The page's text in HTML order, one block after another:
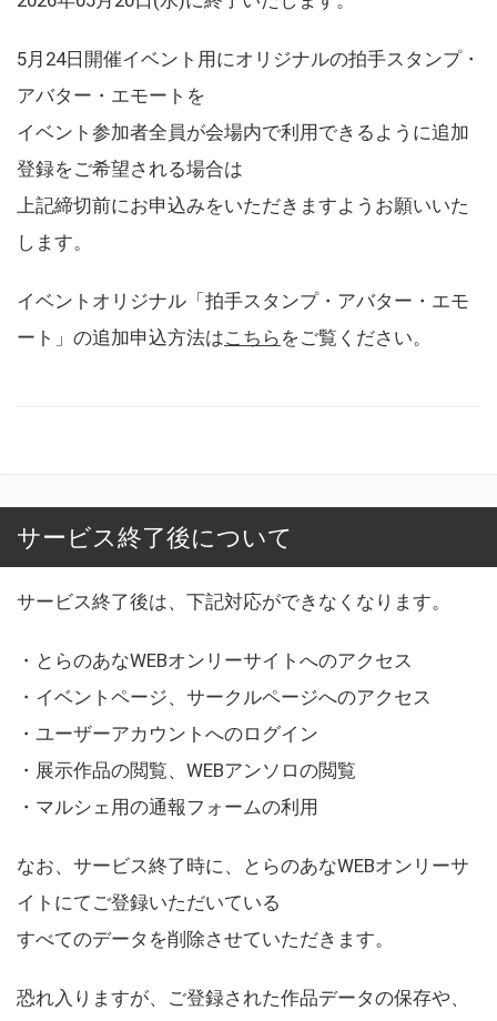
5月24日開催イベント用にオリジナルの拍手スタンプ・
アバター・エモートを
イベント参加者全員が会場内で利用できるように追加
登録をご希望される場合は
上記締切前にお申込みをいただきますようお願いいた
します。
イベントオリジナル「拍手スタンプ・アバター・エモ
ート」の追加申込方法はこちら をご覧ください。
サービス終了後について
サービス終了後は、下記対応ができなくなります。
・とらのあなWEBオンリーサイトへのアクセス
・イベントページ、サークルページへのアクセス
・ユーザーアカウントへのログイン
・展示作品の閲覧、WEBアンソロの閲覧
・マルシェ用の通報フォームの利用
なお、サービス終了時に、とらのあなWEBオンリーサ
イトにてご登録いただいている
すべてのデータを削除させていただきます。
恐れ入りますが、ご登録された作品データの保存や、